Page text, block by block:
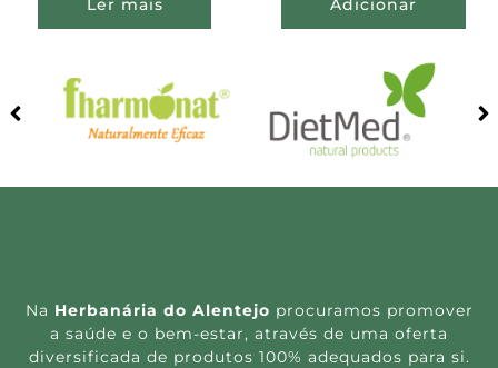
Ler mais Adicionar
Na Herbanária do Alentejo procuramos promover
a saúde e o bem-estar, através de uma oferta
diversificada de produtos 100% adequados para si.